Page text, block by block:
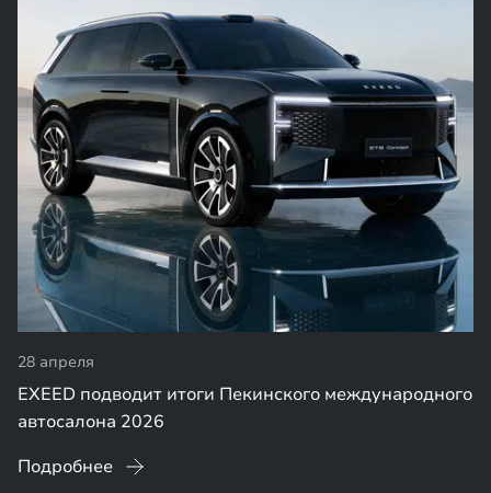
28 апреля
EXEED подводит итоги Пекинского международного
автосалона 2026
Подробнее